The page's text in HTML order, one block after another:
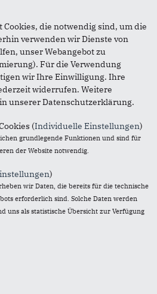
Inhalte unserer Homepage
wird benötigt um die
weiterempfehlen, zu
kommt, und dass es
Feld ist ein Pflichtfeld.
Cookies, die notwendig sind, um die
verwenden wir Dienste von
unser Webangebot zu
Für die Verwendung
wir Ihre Einwilligung. Ihre
widerrufen. Weitere
unserer Datenschutzerklärung.
(Individuelle Einstellungen)
grundlegende Funktionen und sind für
der Website notwendig.
)
wir Daten, die bereits für die technische
erforderlich sind. Solche Daten werden
uns als statistische Übersicht zur Verfügung